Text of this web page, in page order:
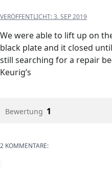
VERÖFFENTLICHT:3. SEP 2019
We were able to lift up on
black plate and it closed
still searching for a repair
Keurig’s
Bewertung 1
2 KOMMENTARE: